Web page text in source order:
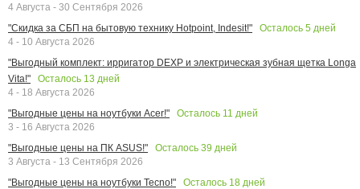
4 Августа - 30 Сентября 2026
"Скидка за СБП на бытовую технику Hotpoint, Indesit!"
Осталось 5 дней
4 - 10 Августа 2026
"Выгодный комплект: ирригатор DEXP и электрическая зубная щетка Longa
Vita!"
Осталось 13 дней
4 - 18 Августа 2026
"Выгодные цены на ноутбуки Acer!"
Осталось 11 дней
3 - 16 Августа 2026
"Выгодные цены на ПК ASUS!"
Осталось 39 дней
3 Августа - 13 Сентября 2026
"Выгодные цены на ноутбуки Tecno!"
Осталось 18 дней